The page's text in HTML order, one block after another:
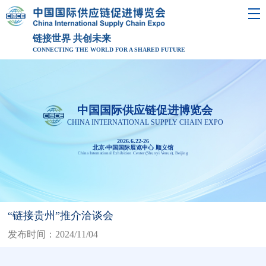
链接世界 共创未来
CONNECTING THE WORLD FOR A SHARED FUTURE
中国国际供应链促进博览会
CHINA INTERNATIONAL SUPPLY CHAIN EXPO
2026.6.22-26
北京·中国国际展览中心 顺义馆
China International Exhibition Center (Shunyi Venue), Beijing
“链接贵州”推介洽谈会
发布时间：2024/11/04